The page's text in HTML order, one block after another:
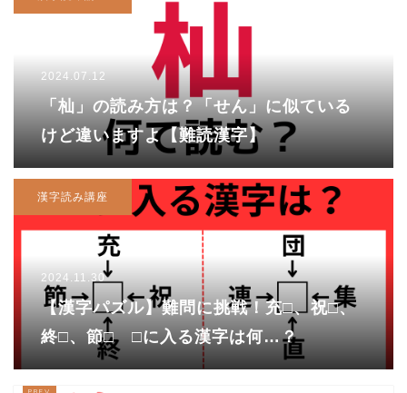
2024.07.12
「杣」の読み方は？「せん」に似ている
けど違いますよ【難読漢字】
漢字読み講座
2024.11.30
【漢字パズル】難問に挑戦！充□、祝□、
終□、節□ □に入る漢字は何…？